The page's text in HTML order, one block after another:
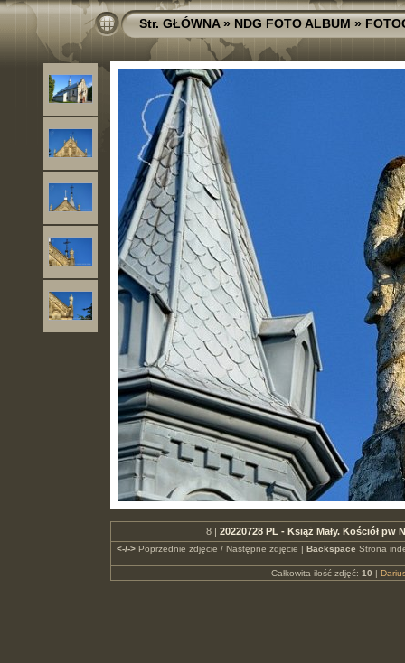
Str. GŁÓWNA»NDG FOTO ALBUM»
8 | 20220728 PL - Książ Mały. Kościół
<-/->Poprzednie zdjęcie / Następne zdjęcie | Backspace Strona
Całkowita ilość zdjęć: 10 |